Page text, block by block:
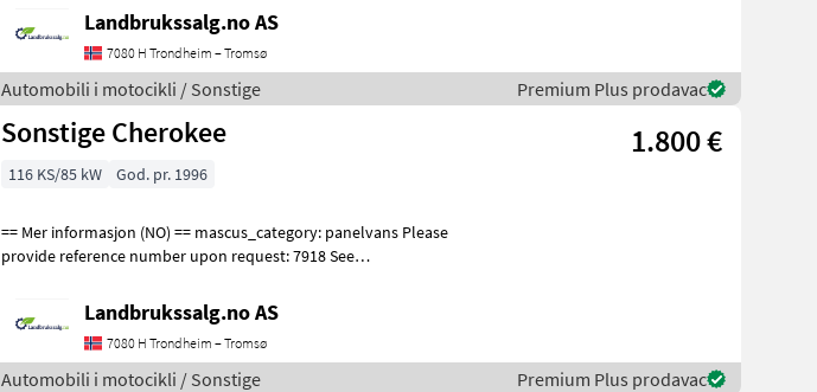
Landbrukssalg.no AS
7080 H Trondheim – Tromsø
Automobili i motocikli / Sonstige Premium Plus prodavac
Sonstige Cherokee 1.800 €
116 KS/85 kW God. pr. 1996
== Mer informasjon (NO) == mascus_category: panelvans Please
provide reference number upon request: 7918 See
Landbrukssalg.no AS
7080 H Trondheim – Tromsø
Automobili i motocikli / Sonstige Premium Plus prodavac